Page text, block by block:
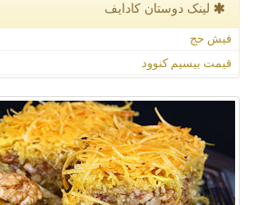
لینک دوستان كادایف
فیش حج
قیمت بیسیم کنوود